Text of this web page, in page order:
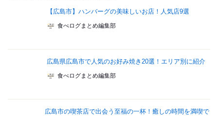
【広島市】ハンバーグの美味しいお店！人気店9選
食べログまとめ編集部
広島県広島市で人気のお好み焼き20選！エリア別に紹介
食べログまとめ編集部
広島市の喫茶店で出会う至福の一杯！癒しの時間を満喫で